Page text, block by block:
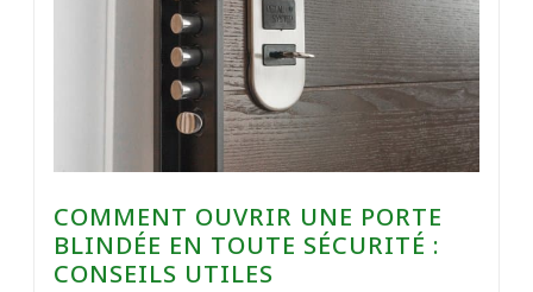
COMMENT OUVRIR UNE PORTE
BLINDÉE EN TOUTE SÉCURITÉ :
CONSEILS UTILES